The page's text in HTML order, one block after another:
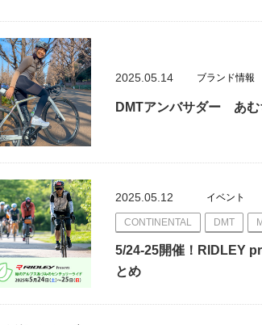
2025.05.14 ブランド情報
DMTアンバサダー あむ
2025.05.12 イベント
CONTINENTAL DMT
5/24-25開催！RIDLEY
とめ